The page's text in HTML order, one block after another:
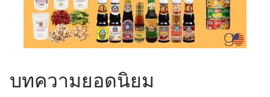
บทความยอดนิยม